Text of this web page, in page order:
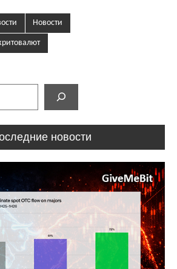
Новости
новости